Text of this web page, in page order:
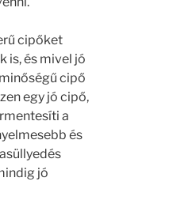
cipőket
is, és mivel jó
cipő
egy jó cipő,
a
és
jó